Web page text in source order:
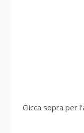
Clicca sopra per